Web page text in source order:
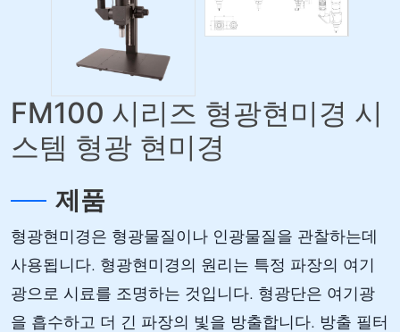
FM100 시리즈 형광현미경 시
스템 형광 현미경
제품
형광현미경은 형광물질이나 인광물질을 관찰하는데
사용됩니다. 형광현미경의 원리는 특정 파장의 여기
광으로 시료를 조명하는 것입니다. 형광단은 여기광
을 흡수하고 더 긴 파장의 빛을 방출합니다. 방출 필터